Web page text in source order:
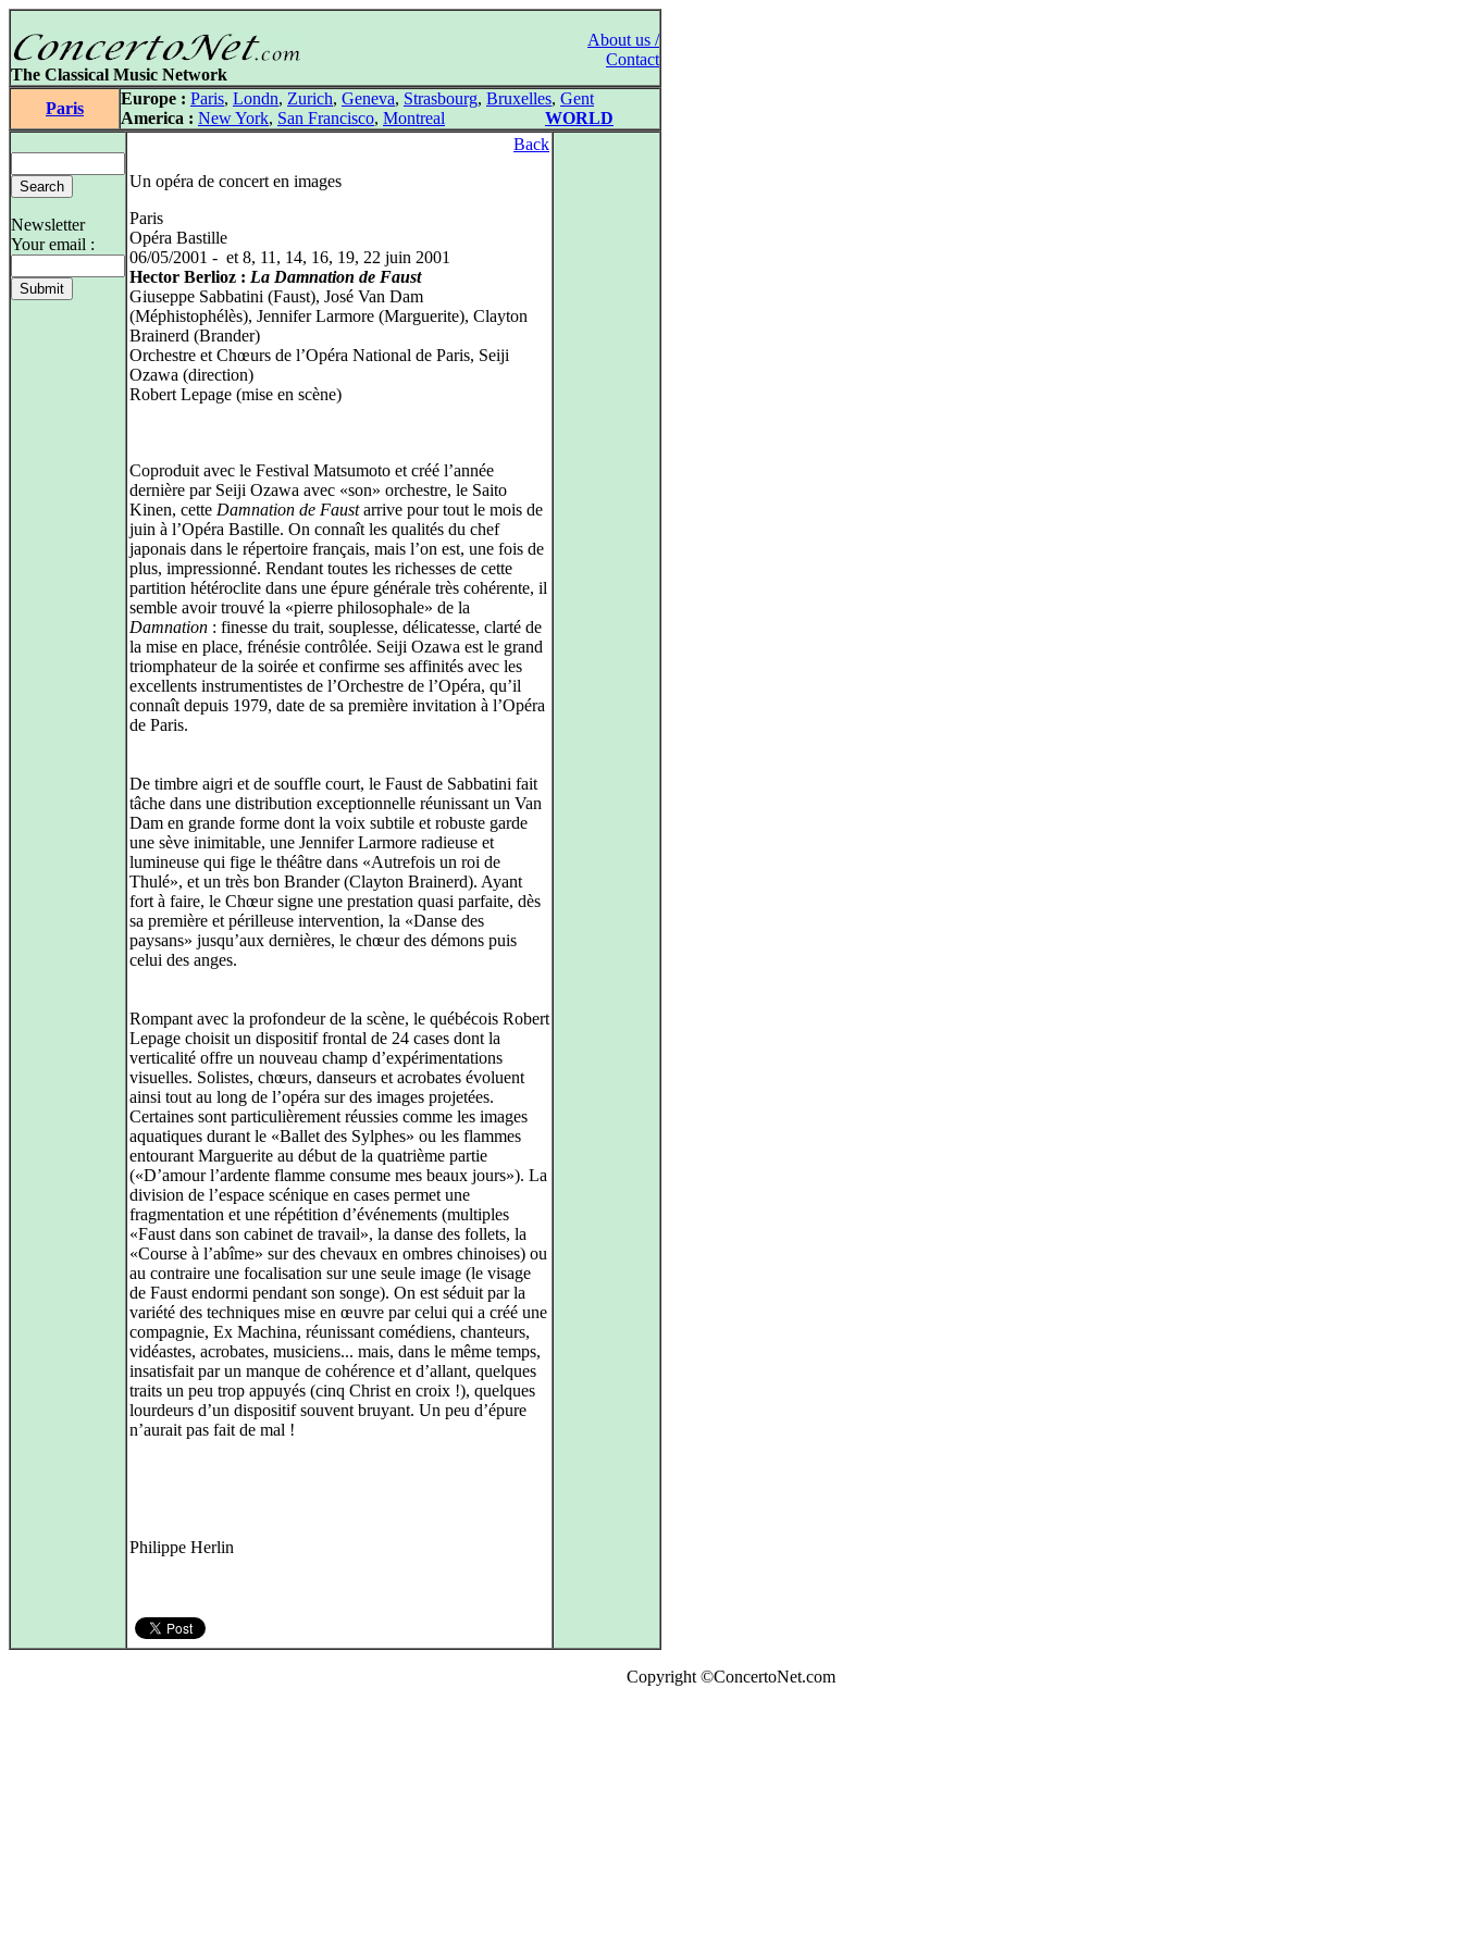
About us /
Contact
The Classical Music Network
Paris
Europe : Paris, Londn, Zurich, Geneva, Strasbourg, Bruxelles, Gent
America : New York, San Francisco, Montreal WORLD
Newsletter
Your email :
Back
Un opéra de concert en images
Paris
Opéra Bastille
06/05/2001 - et 8, 11, 14, 16, 19, 22 juin 2001
Hector Berlioz : La Damnation de Faust
Giuseppe Sabbatini (Faust), José Van Dam
(Méphistophélès), Jennifer Larmore (Marguerite), Clayton
Brainerd (Brander)
Orchestre et Chœurs de l’Opéra National de Paris, Seiji
Ozawa (direction)
Robert Lepage (mise en scène)
Coproduit avec le Festival Matsumoto et créé l’année
dernière par Seiji Ozawa avec «son» orchestre, le Saito
Kinen, cette Damnation de Faustarrive pour tout le mois de
juin à l’Opéra Bastille. On connaît les qualités du chef
japonais dans le répertoire français, mais l’on est, une fois de
plus, impressionné. Rendant toutes les richesses de cette
partition hétéroclite dans une épure générale très cohérente, il
semble avoir trouvé la «pierre philosophale» de la
Damnation : finesse du trait, souplesse, délicatesse, clarté de
la mise en place, frénésie contrôlée. Seiji Ozawa est le grand
triomphateur de la soirée et confirme ses affinités avec les
excellents instrumentistes de l’Orchestre de l’Opéra, qu’il
connaît depuis 1979, date de sa première invitation à l’Opéra
de Paris.
De timbre aigri et de souffle court, le Faust de Sabbatini fait
tâche dans une distribution exceptionnelle réunissant un Van
Dam en grande forme dont la voix subtile et robuste garde
une sève inimitable, une Jennifer Larmore radieuse et
lumineuse qui fige le théâtre dans «Autrefois un roi de
Thulé», et un très bon Brander (Clayton Brainerd). Ayant
fort à faire, le Chœur signe une prestation quasi parfaite, dès
sa première et périlleuse intervention, la «Danse des
paysans» jusqu’aux dernières, le chœur des démons puis
celui des anges.
Rompant avec la profondeur de la scène, le québécois Robert
Lepage choisit un dispositif frontal de 24 cases dont la
verticalité offre un nouveau champ d’expérimentations
visuelles. Solistes, chœurs, danseurs et acrobates évoluent
ainsi tout au long de l’opéra sur des images projetées.
Certaines sont particulièrement réussies comme les images
aquatiques durant le «Ballet des Sylphes» ou les flammes
entourant Marguerite au début de la quatrième partie
(«D’amour l’ardente flamme consume mes beaux jours»). La
division de l’espace scénique en cases permet une
fragmentation et une répétition d’événements (multiples
«Faust dans son cabinet de travail», la danse des follets, la
«Course à l’abîme» sur des chevaux en ombres chinoises) ou
au contraire une focalisation sur une seule image (le visage
de Faust endormi pendant son songe). On est séduit par la
variété des techniques mise en œuvre par celui qui a créé une
compagnie, Ex Machina, réunissant comédiens, chanteurs,
vidéastes, acrobates, musiciens... mais, dans le même temps,
insatisfait par un manque de cohérence et d’allant, quelques
traits un peu trop appuyés (cinq Christ en croix !), quelques
lourdeurs d’un dispositif souvent bruyant. Un peu d’épure
n’aurait pas fait de mal !
Philippe Herlin
Copyright ©ConcertoNet.com